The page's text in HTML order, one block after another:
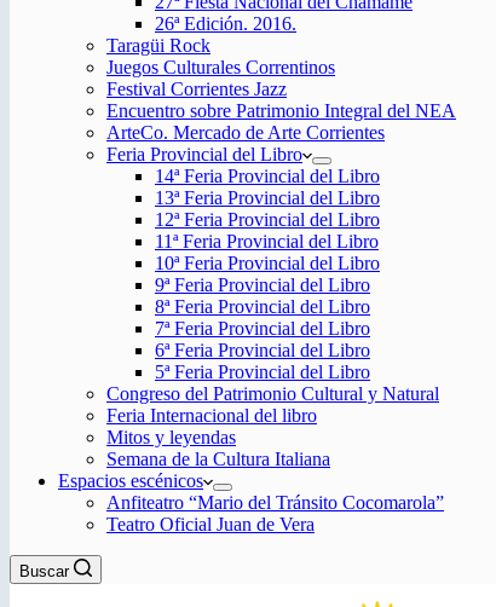
26ª Edición. 2016.
Taragüi Rock
Juegos Culturales Correntinos
Festival Corrientes Jazz
Encuentro sobre Patrimonio Integral del NEA
ArteCo. Mercado de Arte Corrientes
Feria Provincial del Libro
14ª Feria Provincial del Libro
13ª Feria Provincial del Libro
12ª Feria Provincial del Libro
11ª Feria Provincial del Libro
10ª Feria Provincial del Libro
9ª Feria Provincial del Libro
8ª Feria Provincial del Libro
7ª Feria Provincial del Libro
6ª Feria Provincial del Libro
5ª Feria Provincial del Libro
Congreso del Patrimonio Cultural y Natural
Feria Internacional del libro
Mitos y leyendas
Semana de la Cultura Italiana
Espacios escénicos
Anfiteatro “Mario del Tránsito Cocomarola”
Teatro Oficial Juan de Vera
Buscar